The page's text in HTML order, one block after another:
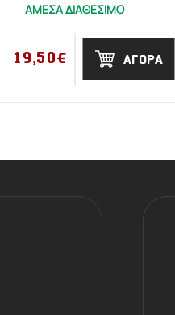
ΑΜΕΣΑ ΔΙΑΘΕΣΙΜΟ
19,50€ ΑΓΟΡΑ